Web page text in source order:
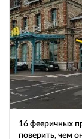
16 фееричных
поверить, чем